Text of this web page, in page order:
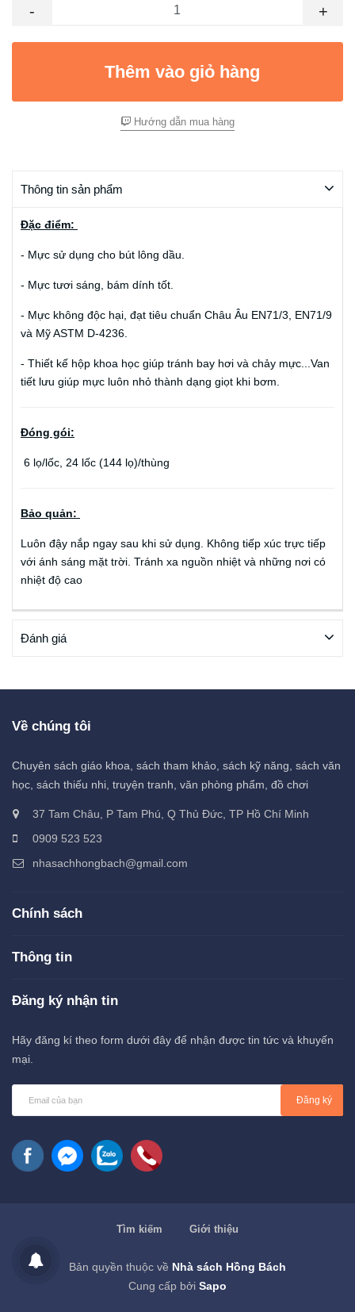
- +
Thêm vào giỏ hàng
Hướng dẫn mua hàng
Thông tin sản phẩm
Đặc điểm:
- Mực sử dụng cho bút lông dầu.
- Mực tươi sáng, bám dính tốt.
- Mực không độc hại, đạt tiêu chuẩn Châu Âu EN71/3, EN71/9
và Mỹ ASTM D-4236.
- Thiết kế hộp khoa học giúp tránh bay hơi và chảy mực...Van
tiết lưu giúp mực luôn nhỏ thành dạng giọt khi bơm.
Đóng gói:
6 lọ/lốc, 24 lốc (144 lọ)/thùng
Bảo quản:
Luôn đậy nắp ngay sau khi sử dụng. Không tiếp xúc trực tiếp
với ánh sáng mặt trời. Tránh xa nguồn nhiệt và những nơi có
nhiệt độ cao
Đánh giá
Về chúng tôi
Chuyên sách giáo khoa, sách tham khảo, sách kỹ năng, sách văn
học, sách thiếu nhi, truyện tranh, văn phòng phẩm, đồ chơi
37 Tam Châu, P Tam Phú, Q Thủ Đức, TP Hồ Chí Minh
0909 523 523
nhasachhongbach@gmail.com
Chính sách
Thông tin
Đăng ký nhận tin
Hãy đăng kí theo form dưới đây để nhận được tin tức và khuyến
mại.
Đăng ký
Tìm kiếm Giới thiệu
Bản quyền thuộc về Nhà sách Hồng Bách
Cung cấp bởi Sapo